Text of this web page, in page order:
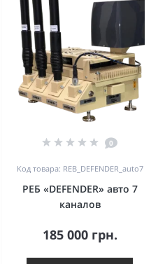
0
Код товара: REB_DEFENDER_auto7
РЕБ «DEFENDER» авто 7
каналов
185 000 грн.